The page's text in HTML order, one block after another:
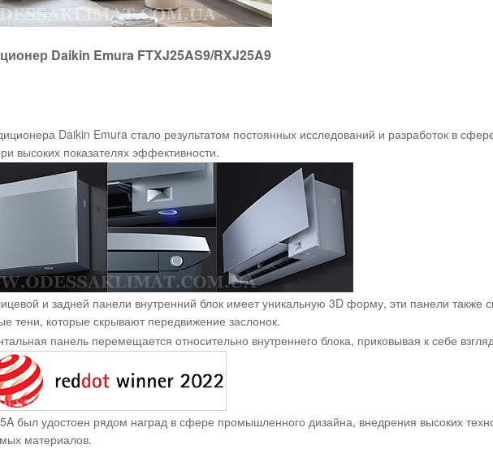
Daikin Emura FTXJ25AS9/RXJ25A9
Daikin Emura стало результатом постоянных исследований и разработок в
высоких показателях эффективности.
и задней панели внутренний блок имеет уникальную 3D форму, эти панели также
тени, которые скрывают передвижение заслонок.
панель перемещается относительно внутреннего блока, приковывая к себе
был удостоен рядом наград в сфере промышленного дизайна, внедрения высоких
материалов.